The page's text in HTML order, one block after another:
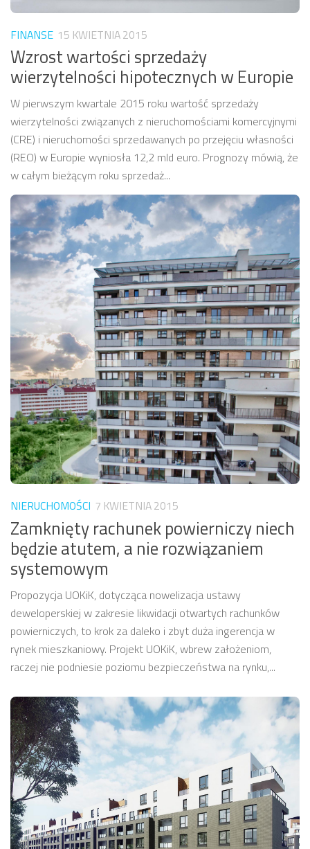
FINANSE 15 KWIETNIA 2015
Wzrost wartości sprzedaży
wierzytelności hipotecznych w Europie
W pierwszym kwartale 2015 roku wartość sprzedaży
wierzytelności związanych z nieruchomościami komercyjnymi
(CRE) i nieruchomości sprzedawanych po przejęciu własności
(REO) w Europie wyniosła 12,2 mld euro. Prognozy mówią, że
w całym bieżącym roku sprzedaż...
NIERUCHOMOŚCI 7 KWIETNIA 2015
Zamknięty rachunek powierniczy niech
będzie atutem, a nie rozwiązaniem
systemowym
Propozycja UOKiK, dotycząca nowelizacja ustawy
deweloperskiej w zakresie likwidacji otwartych rachunków
powierniczych, to krok za daleko i zbyt duża ingerencja w
rynek mieszkaniowy. Projekt UOKiK, wbrew założeniom,
raczej nie podniesie poziomu bezpieczeństwa na rynku,...